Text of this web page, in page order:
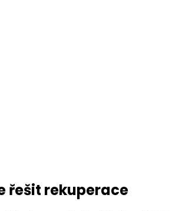
řešit rekuperace